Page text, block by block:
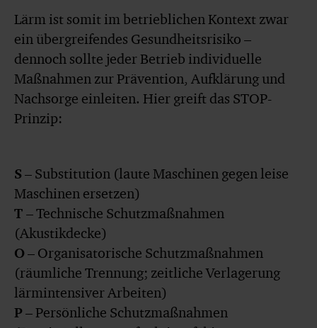
Lärm ist somit im betrieblichen Kontext zwar
ein übergreifendes Gesundheitsrisiko –
dennoch sollte jeder Betrieb individuelle
Maßnahmen zur Prävention, Aufklärung und
Nachsorge einleiten. Hier greift das STOP-
Prinzip:
S – Substitution (laute Maschinen gegen leise
Maschinen ersetzen)
T – Technische Schutzmaßnahmen
(Akustikdecke)
O – Organisatorische Schutzmaßnahmen
(räumliche Trennung; zeitliche Verlagerung
lärmintensiver Arbeiten)
P – Persönliche Schutzmaßnahmen